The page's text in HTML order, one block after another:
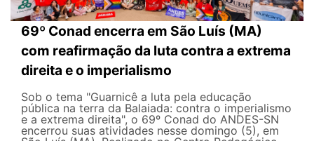
69º Conad encerra em São Luís (MA)
com reafirmação da luta contra a extrema
direita e o imperialismo
Sob o tema "Guarnicê a luta pela educação
pública na terra da Balaiada: contra o imperialismo
e a extrema direita", o 69º Conad do ANDES-SN
encerrou suas atividades nesse domingo (5), em